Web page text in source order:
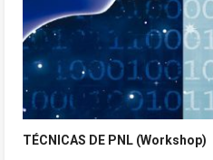
TÉCNICAS DE PNL (Workshop)